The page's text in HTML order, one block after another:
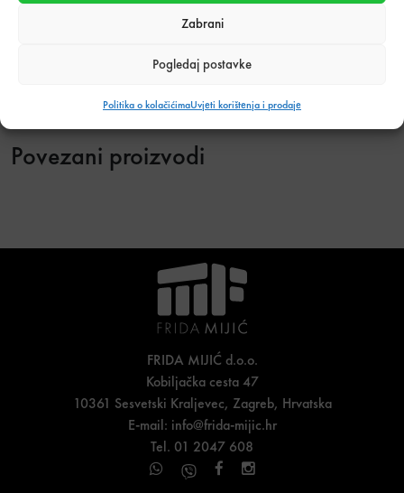
Zabrani
Pogledaj postavke
Politika o kolačićimaUvjeti korištenja i prodaje
Povezani proizvodi
FRIDA MIJIĆ d.o.o.
Kobiljačka cesta 47
10361 Sesvetski Kraljevec, Zagreb, Hrvatska
E-mail: info@frida-mijic.hr
Tel. 01 2047 608